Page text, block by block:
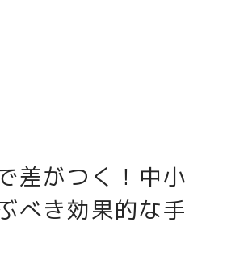
差がつく！中小
べき効果的な手